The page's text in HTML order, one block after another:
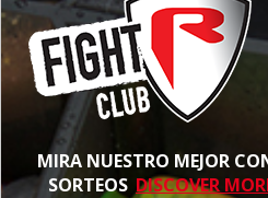
MIRA NUESTRO MEJOR
SORTEOS DISCOVER